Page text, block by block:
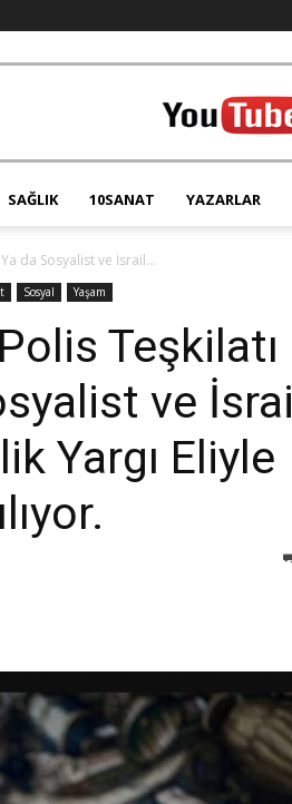
SAĞLIK 10SANAT YAZARLAR
da Sosyalist ve İsrail...
Sosyal Yaşam
Teşkilatı
ve İsrail
Yargı Eliyle